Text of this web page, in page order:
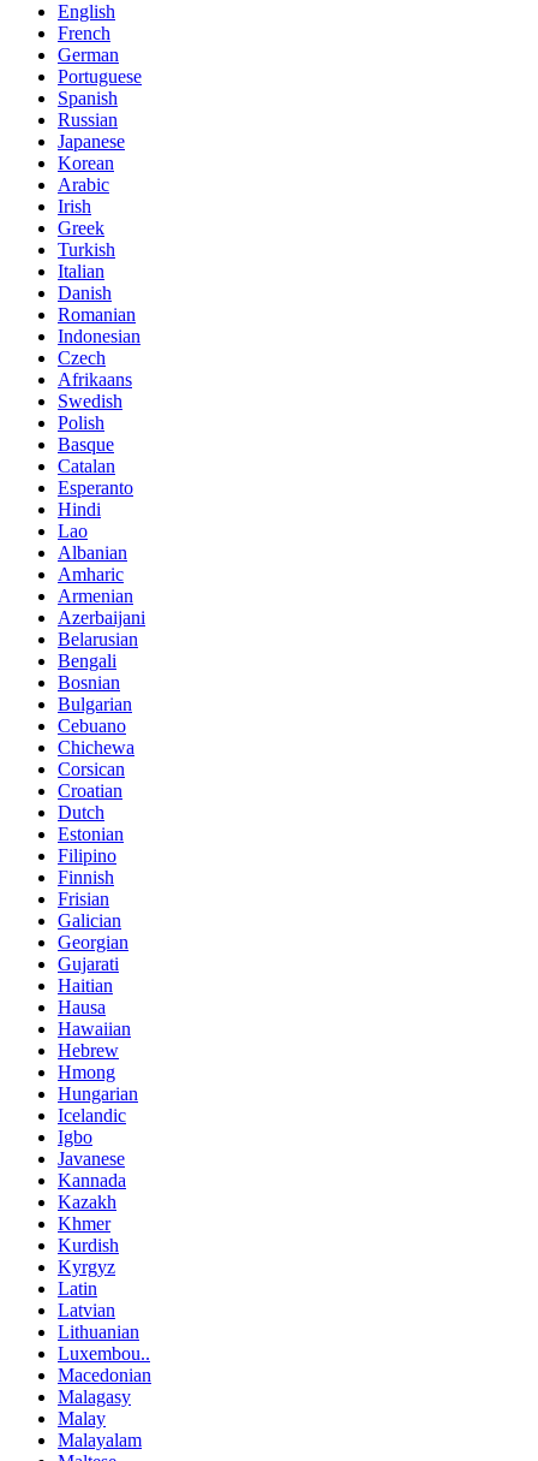
English
French
German
Portuguese
Spanish
Russian
Japanese
Korean
Arabic
Irish
Greek
Turkish
Italian
Danish
Romanian
Indonesian
Czech
Afrikaans
Swedish
Polish
Basque
Catalan
Esperanto
Hindi
Lao
Albanian
Amharic
Armenian
Azerbaijani
Belarusian
Bengali
Bosnian
Bulgarian
Cebuano
Chichewa
Corsican
Croatian
Dutch
Estonian
Filipino
Finnish
Frisian
Galician
Georgian
Gujarati
Haitian
Hausa
Hawaiian
Hebrew
Hmong
Hungarian
Icelandic
Igbo
Javanese
Kannada
Kazakh
Khmer
Kurdish
Kyrgyz
Latin
Latvian
Lithuanian
Luxembou..
Macedonian
Malagasy
Malay
Malayalam